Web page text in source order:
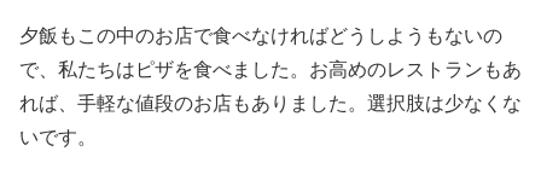
夕飯もこの中のお店で食べなければどうしようもないの
で、私たちはピザを食べました。お高めのレストランもあ
れば、手軽な値段のお店もありました。選択肢は少なくな
いです。